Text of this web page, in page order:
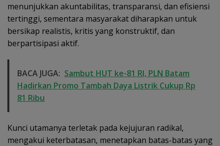
menunjukkan akuntabilitas, transparansi, dan efisiensi
tertinggi, sementara masyarakat diharapkan untuk
bersikap realistis, kritis yang konstruktif, dan
berpartisipasi aktif.
BACA JUGA: Sambut HUT ke-81 RI, PLN Batam
Hadirkan Promo Tambah Daya Listrik Cukup Rp
81 Ribu
Kunci utamanya terletak pada kejujuran radikal,
mengakui keterbatasan, menetapkan batas-batas yang